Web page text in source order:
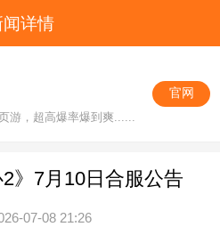
闻详情
游，超高爆率爆到爽......
官网
》7月10日合服公告
07-08 21:26